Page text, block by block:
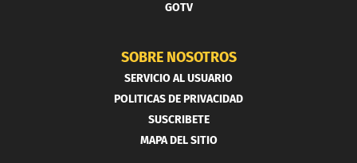
GOTV
SOBRE NOSOTROS
SERVICIO AL USUARIO
POLITICAS DE PRIVACIDAD
SUSCRIBETE
MAPA DEL SITIO